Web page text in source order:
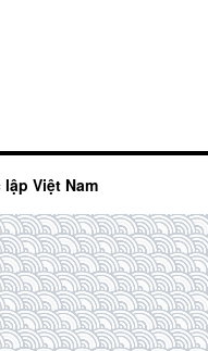
Việt Nam